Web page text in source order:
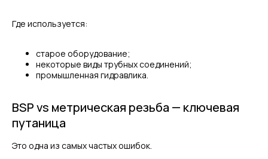
Где используется:
старое оборудование;
некоторые виды трубных соединений;
промышленная гидравлика.
BSP vs метрическая резьба — ключевая
путаница
Это одна из самых частых ошибок.